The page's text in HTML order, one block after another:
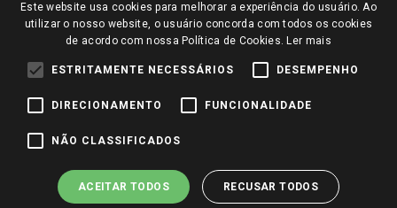
Perguntas frequentes
Trabalhe Conosco
Identidade Visual
Redes Sociais
Pagamento e Segurança
Este website usa cookies para melhorar a experiência do usuário. Ao
utilizar o nosso website, o usuário concorda com todos os cookies
de acordo com nossa Política de Cookies. Ler mais
ESTRITAMENTE NECESSÁRIOS DESEMPENHO
DIRECIONAMENTO FUNCIONALIDADE
NÃO CLASSIFICADOS
ACEITAR TODOS RECUSAR TODOS